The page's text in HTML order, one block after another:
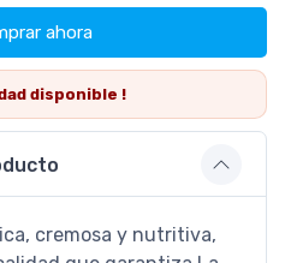
ahora
disponible !
cremosa y nutritiva,